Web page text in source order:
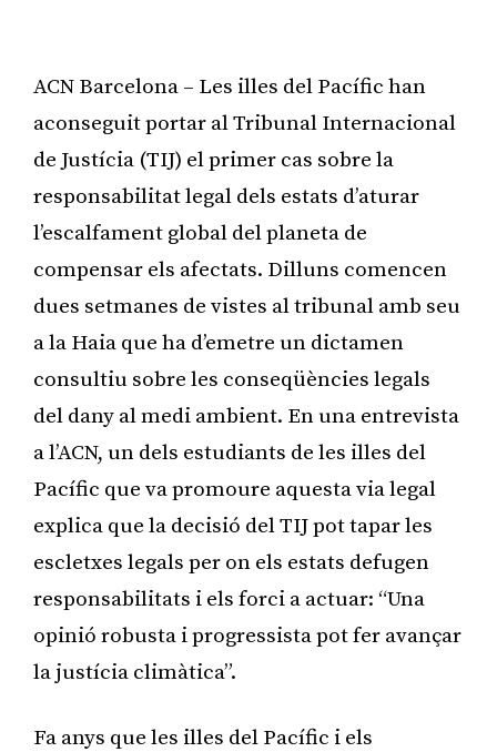
ACN Barcelona – Les illes del Pacífic han
aconseguit portar al Tribunal Internacional
de Justícia (TIJ) el primer cas sobre la
responsabilitat legal dels estats d’aturar
l’escalfament global del planeta de
compensar els afectats. Dilluns comencen
dues setmanes de vistes al tribunal amb seu
a la Haia que ha d’emetre un dictamen
consultiu sobre les conseqüències legals
del dany al medi ambient. En una entrevista
a l’ACN, un dels estudiants de les illes del
Pacífic que va promoure aquesta via legal
explica que la decisió del TIJ pot tapar les
escletxes legals per on els estats defugen
responsabilitats i els forci a actuar: “Una
opinió robusta i progressista pot fer avançar
la justícia climàtica”.
Fa anys que les illes del Pacífic i els